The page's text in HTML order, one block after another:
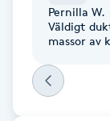
Damklippning
Dermapen
Pernilla W.
Väldigt
massor av